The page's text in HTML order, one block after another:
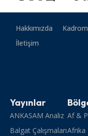
Hakkımızda
İletişim
Yayınlar
ANKASAM Analiz
Balgat Çalışmaları
Af &
Afrika